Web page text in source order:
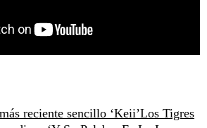
reciente sencillo ‘Keii’Los Tigres